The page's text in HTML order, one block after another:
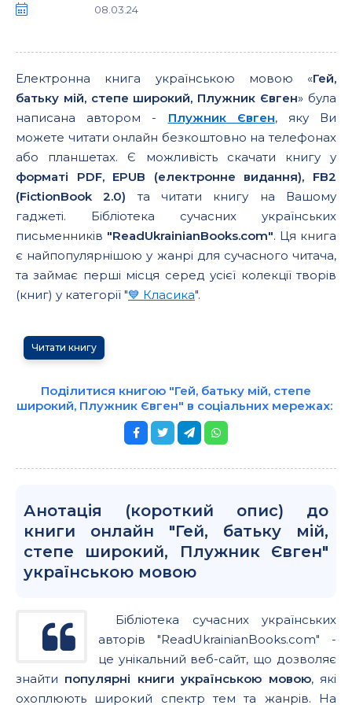
08.03.24
Електронна книга українською мовою «Гей,
батьку мій, степе широкий, Плужник Євген» була
написана автором - Плужник Євген, яку Ви
можете читати онлайн безкоштовно на телефонах
або планшетах. Є можливість скачати книгу у
форматі PDF, EPUB (електронне видання), FB2
(FictionBook 2.0) та читати книгу на Вашому
гаджеті. Бібліотека сучасних українських
письменників "ReadUkrainianBooks.com". Ця книга
є найпопулярнішою у жанрі для сучасного читача,
та займає перші місця серед усієї колекції творів
(книг) у категорії "💙 Класика".
Читати книгу
Поділитися книгою "Гей, батьку мій, степе
широкий, Плужник Євген" в соціальних мережах:
Анотація (короткий опис) до
книги онлайн "Гей, батьку мій,
степе широкий, Плужник Євген"
українською мовою
Бібліотека сучасних українських
авторів "ReadUkrainianBooks.com" -
це унікальний веб-сайт, що дозволяє
знайти популярні книги українською мовою, які
охоплюють широкий спектр тем та жанрів. На